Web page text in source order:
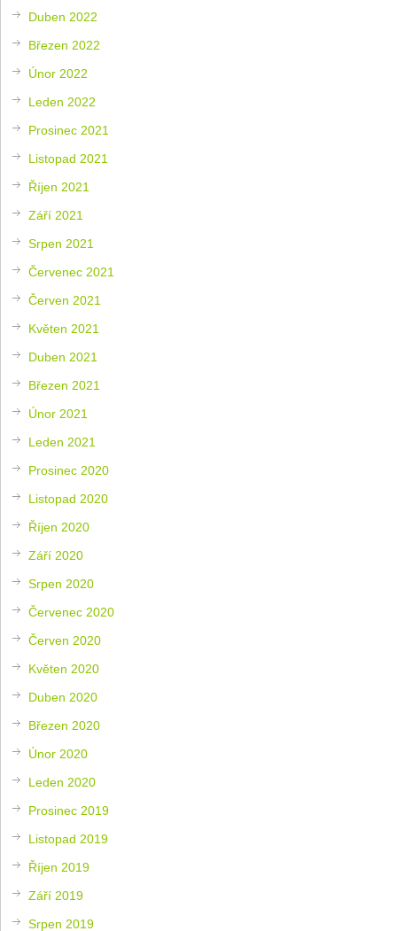
Duben 2022
Březen 2022
Únor 2022
Leden 2022
Prosinec 2021
Listopad 2021
Říjen 2021
Září 2021
Srpen 2021
Červenec 2021
Červen 2021
Květen 2021
Duben 2021
Březen 2021
Únor 2021
Leden 2021
Prosinec 2020
Listopad 2020
Říjen 2020
Září 2020
Srpen 2020
Červenec 2020
Červen 2020
Květen 2020
Duben 2020
Březen 2020
Únor 2020
Leden 2020
Prosinec 2019
Listopad 2019
Říjen 2019
Září 2019
Srpen 2019